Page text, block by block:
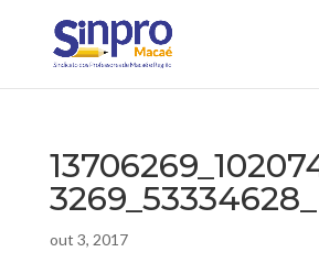
out 3, 2017